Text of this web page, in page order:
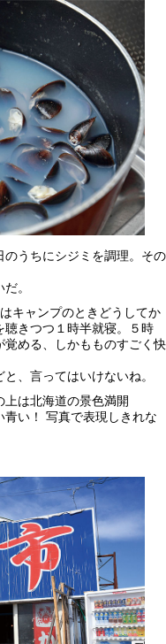
うちにシジミを調理。その
。
キャンプのときどうしてか
きつつ１時半就寝。５時
める、しかもものすごく快
、言ってはいけないね。
は北海道の景色満開
い！ 写真で表現しきれな